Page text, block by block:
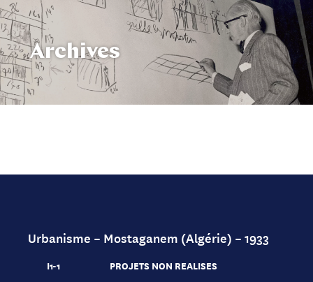
Archives
Urbanisme – Mostaganem (Algérie) – 1933
I1-1
PROJETS NON REALISES